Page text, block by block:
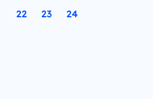
22
23 24